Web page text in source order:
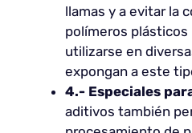
llamas y a evitar la
polímeros plásticos
utilizarse en
expongan a este
4.- Especiales
aditivos también